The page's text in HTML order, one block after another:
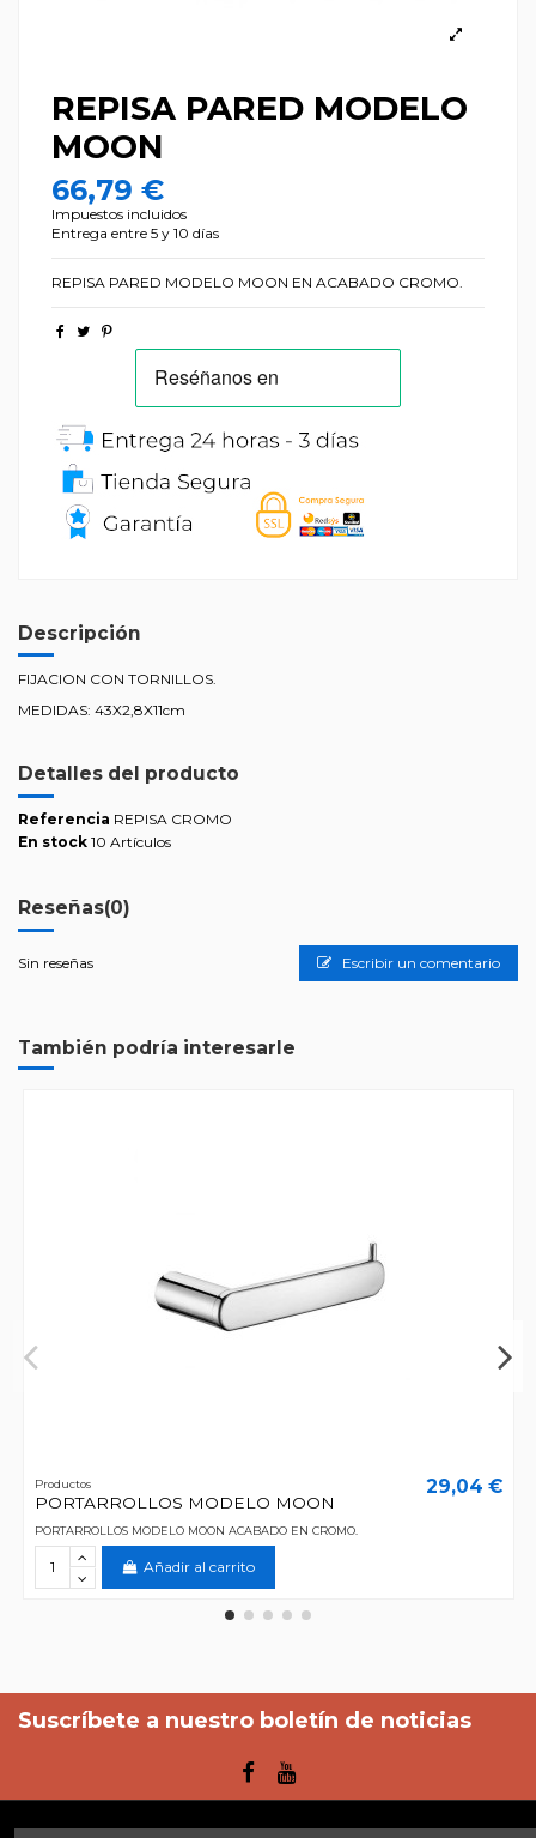
REPISA PARED MODELO
MOON
66,79 €
Impuestos incluidos
Entrega entre 5 y 10 días
REPISA PARED MODELO MOON EN ACABADO CROMO.
Descripción
FIJACION CON TORNILLOS.
MEDIDAS: 43X2,8X11cm
Detalles del producto
Referencia REPISA CROMO
En stock 10 Artículos
Reseñas(0)
Sin reseñas Escribir un comentario
También podría interesarle
Productos
PORTARROLLOS MODELO MOON
29,04 €
PORTARROLLOS MODELO MOON ACABADO EN CROMO.
Añadir al carrito
Suscríbete a nuestro boletín de noticias